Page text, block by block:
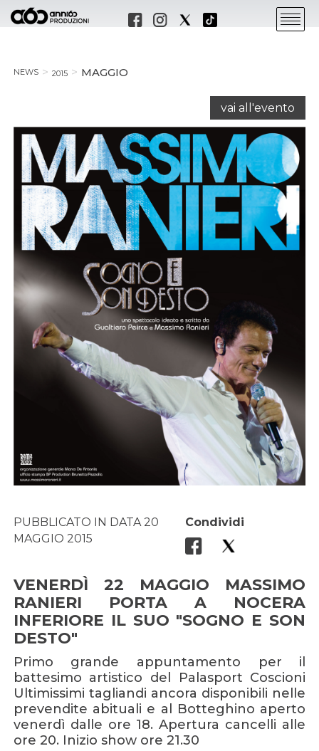
NEWS 2015 MAGGIO
vai all'evento
PUBBLICATO IN DATA 20
MAGGIO 2015
Condividi
VENERDÌ 22 MAGGIO MASSIMO
RANIERI PORTA A NOCERA
INFERIORE IL SUO "SOGNO E SON
DESTO"
Primo grande appuntamento per il
battesimo artistico del Palasport Coscioni
Ultimissimi tagliandi ancora disponibili nelle
prevendite abituali e al Botteghino aperto
venerdì dalle ore 18. Apertura cancelli alle
ore 20. Inizio show ore 21.30